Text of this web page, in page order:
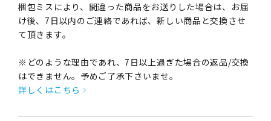
梱包ミスにより、間違った商品をお送りした場合は、お届
け後、7日以内のご連絡であれば、新しい商品と交換させ
て頂きます。
※どのような理由であれ、7日以上過ぎた場合の返品/交換
はできません。予めご了承下さいませ。
詳しくはこちら